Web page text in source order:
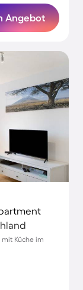
Angebot
Küche im